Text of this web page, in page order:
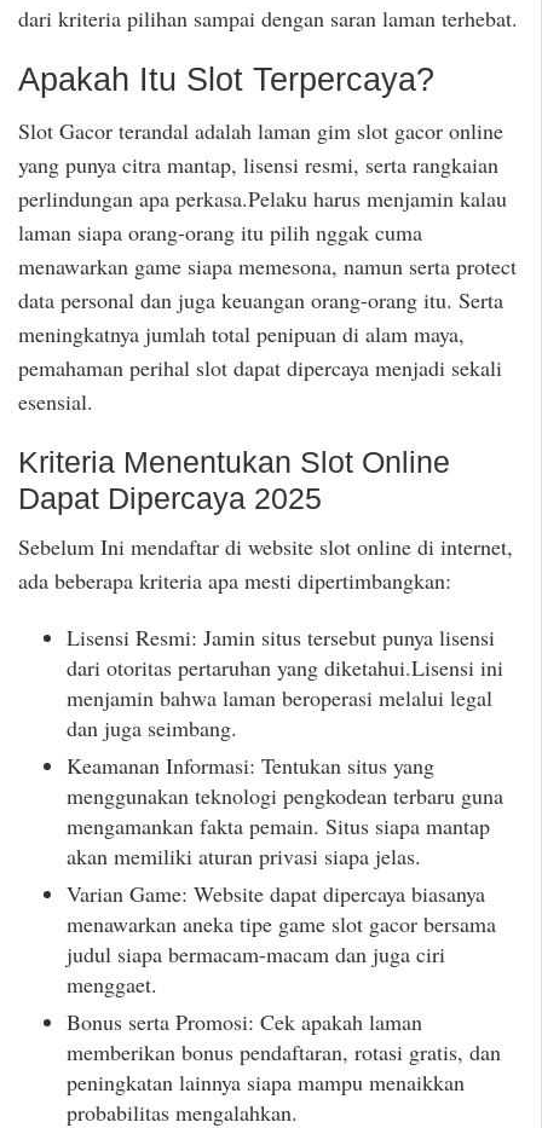
dari kriteria pilihan sampai dengan saran laman terhebat.
Apakah Itu Slot Terpercaya?
Slot Gacor terandal adalah laman gim slot gacor online
yang punya citra mantap, lisensi resmi, serta rangkaian
perlindungan apa perkasa.Pelaku harus menjamin kalau
laman siapa orang-orang itu pilih nggak cuma
menawarkan game siapa memesona, namun serta protect
data personal dan juga keuangan orang-orang itu. Serta
meningkatnya jumlah total penipuan di alam maya,
pemahaman perihal slot dapat dipercaya menjadi sekali
esensial.
Kriteria Menentukan Slot Online
Dapat Dipercaya 2025
Sebelum Ini mendaftar di website slot online di internet,
ada beberapa kriteria apa mesti dipertimbangkan:
Lisensi Resmi: Jamin situs tersebut punya lisensi
dari otoritas pertaruhan yang diketahui.Lisensi ini
menjamin bahwa laman beroperasi melalui legal
dan juga seimbang.
Keamanan Informasi: Tentukan situs yang
menggunakan teknologi pengkodean terbaru guna
mengamankan fakta pemain. Situs siapa mantap
akan memiliki aturan privasi siapa jelas.
Varian Game: Website dapat dipercaya biasanya
menawarkan aneka tipe game slot gacor bersama
judul siapa bermacam-macam dan juga ciri
menggaet.
Bonus serta Promosi: Cek apakah laman
memberikan bonus pendaftaran, rotasi gratis, dan
peningkatan lainnya siapa mampu menaikkan
probabilitas mengalahkan.